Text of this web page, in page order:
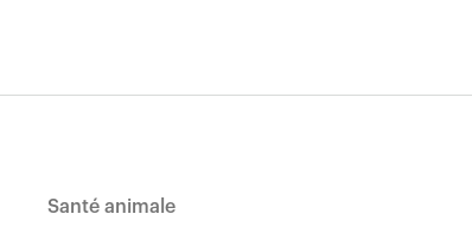
Santé animale